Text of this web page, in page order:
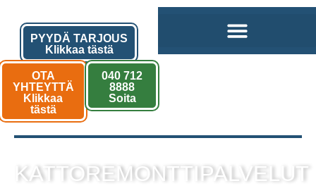
PYYDÄ TARJOUS
Klikkaa tästä
OTA
YHTEYTTÄ
Klikkaa
tästä
040 712
8888
Soita
KATTOREMONTTIPALVELUT